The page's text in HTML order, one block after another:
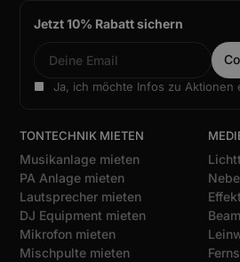
Jetzt 10% Rabatt sichern
Ja, ich möchte Infos zu Aktionen
TONTECHNIK MIETEN
Musikanlage mieten
PA Anlage mieten
Lautsprecher mieten
DJ Equipment mieten
Mikrofon mieten
Mischpulte mieten